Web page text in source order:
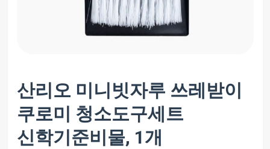
산리오 미니빗자루 쓰레받이
쿠로미 청소도구세트
신학기준비물, 1개